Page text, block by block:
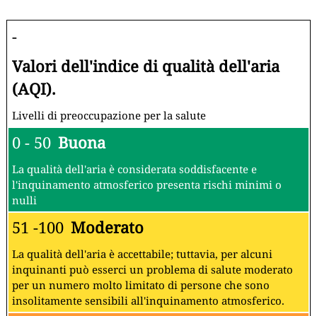
-
Valori dell'indice di qualità dell'aria
(AQI).
Livelli di preoccupazione per la salute
0 - 50 Buona
La qualità dell'aria è considerata soddisfacente e
l'inquinamento atmosferico presenta rischi minimi o
nulli
51 -100 Moderato
La qualità dell'aria è accettabile; tuttavia, per alcuni
inquinanti può esserci un problema di salute moderato
per un numero molto limitato di persone che sono
insolitamente sensibili all'inquinamento atmosferico.